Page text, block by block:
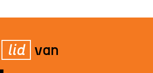
lid van